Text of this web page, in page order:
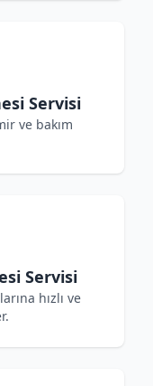
Servisi
ve bakım
Servisi
hızlı ve